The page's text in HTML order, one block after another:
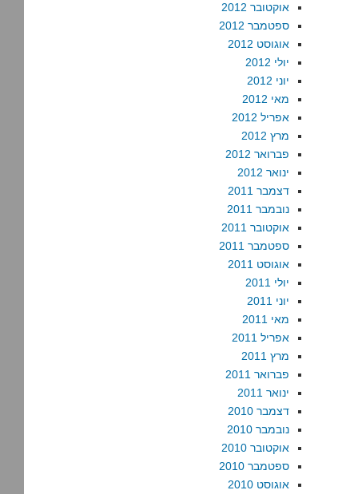
אוקטובר 2012
ספטמבר 2012
אוגוסט 2012
יולי 2012
יוני 2012
מאי 2012
אפריל 2012
מרץ 2012
פברואר 2012
ינואר 2012
דצמבר 2011
נובמבר 2011
אוקטובר 2011
ספטמבר 2011
אוגוסט 2011
יולי 2011
יוני 2011
מאי 2011
אפריל 2011
מרץ 2011
פברואר 2011
ינואר 2011
דצמבר 2010
נובמבר 2010
אוקטובר 2010
ספטמבר 2010
אוגוסט 2010